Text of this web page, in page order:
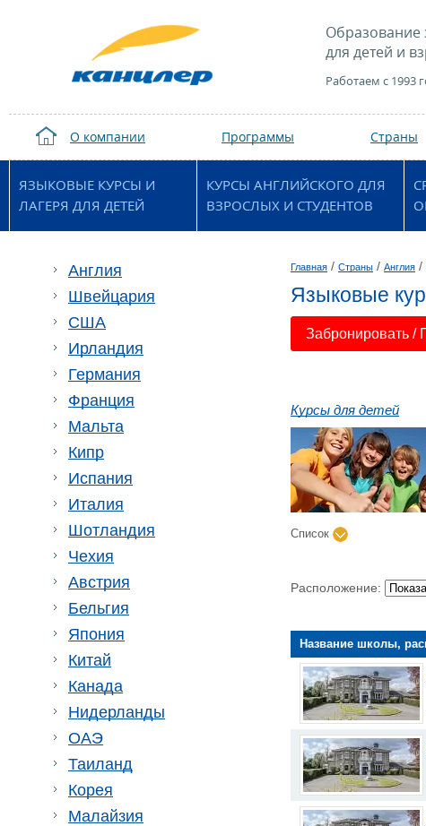
Образование
для детей и
Работаем с 1993
О компании Программы Страны
ЯЗЫКОВЫЕ КУРСЫ И
ЛАГЕРЯ ДЛЯ ДЕТЕЙ
КУРСЫ АНГЛИЙСКОГО ДЛЯ
ВЗРОСЛЫХ И СТУДЕНТОВ
Англия
Швейцария
США
Ирландия
Германия
Франция
Мальта
Кипр
Испания
Италия
Шотландия
Чехия
Австрия
Бельгия
Япония
Китай
Канада
Нидерланды
ОАЭ
Таиланд
Корея
Малайзия
Главная / Страны / Англия /
Языковые
Забронировать /
Курсы для детей
Список
Расположение:
Название школы,